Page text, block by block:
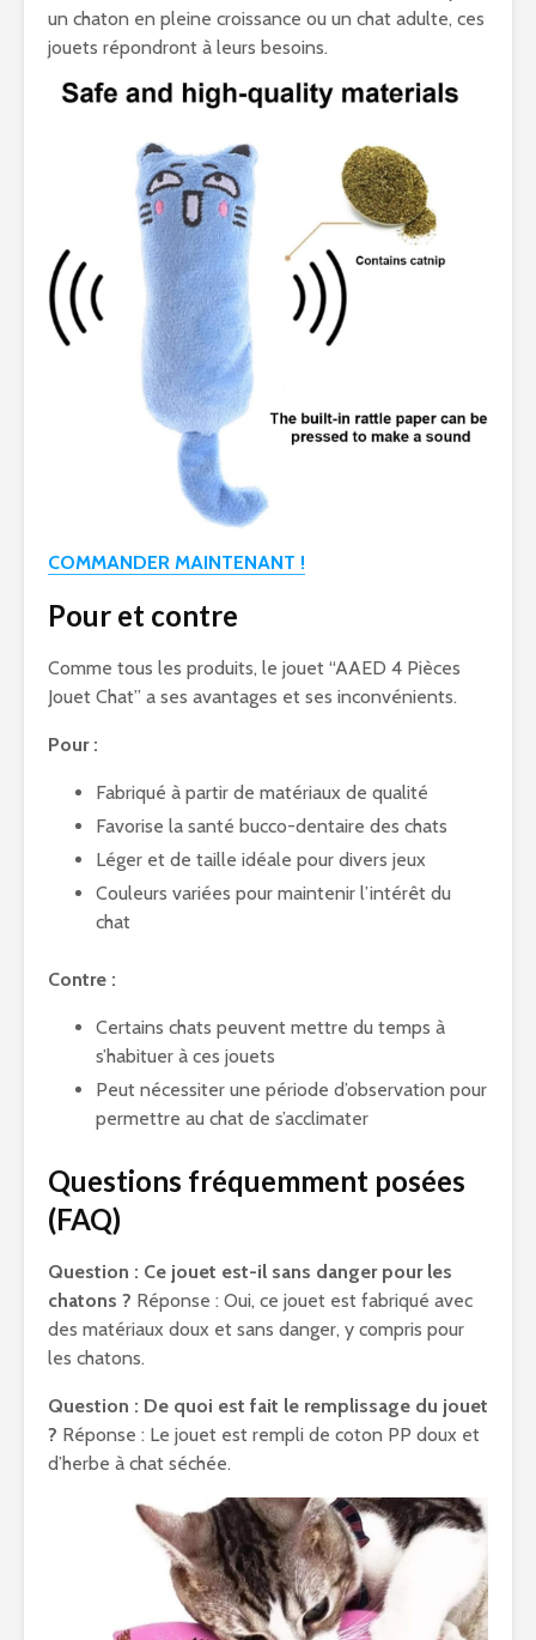
un chaton en pleine croissance ou un chat adulte, ces
jouets répondront à leurs besoins.
COMMANDER MAINTENANT !
Pour et contre
Comme tous les produits, le jouet “AAED 4 Pièces
Jouet Chat” a ses avantages et ses inconvénients.
Pour :
Fabriqué à partir de matériaux de qualité
Favorise la santé bucco-dentaire des chats
Léger et de taille idéale pour divers jeux
Couleurs variées pour maintenir l’intérêt du
chat
Contre :
Certains chats peuvent mettre du temps à
s’habituer à ces jouets
Peut nécessiter une période d’observation pour
permettre au chat de s’acclimater
Questions fréquemment posées
(FAQ)
Question : Ce jouet est-il sans danger pour les
chatons ? Réponse : Oui, ce jouet est fabriqué avec
des matériaux doux et sans danger, y compris pour
les chatons.
Question : De quoi est fait le remplissage du jouet
? Réponse : Le jouet est rempli de coton PP doux et
d’herbe à chat séchée.